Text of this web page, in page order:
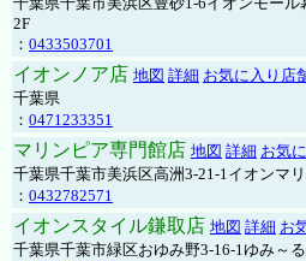
2F
： 0433503701
イオンノア店 地図 詳細 お気に入り店
千葉県
： 0471233351
マリンピア専門館店 地図 詳細 お気
千葉県千葉市美浜区高洲3-21-1イオンマ
： 0432782571
イオンスタイル鎌取店 地図 詳細 お
千葉県千葉市緑区おゆみ野3-16-1ゆみ～